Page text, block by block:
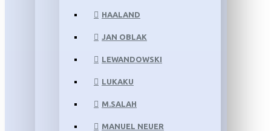
HAALAND
JAN OBLAK
LEWANDOWSKI
LUKAKU
M.SALAH
MANUEL NEUER